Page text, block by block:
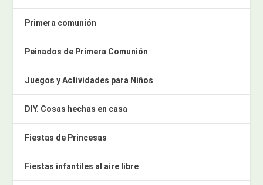
Primera comunión
Peinados de Primera Comunión
Juegos y Actividades para Niños
DIY. Cosas hechas en casa
Fiestas de Princesas
Fiestas infantiles al aire libre